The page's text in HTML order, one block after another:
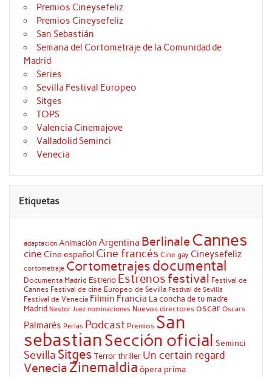
Premios Cineysefeliz
Premios Cineysefeliz
San Sebastián
Semana del Cortometraje de la Comunidad de
Madrid
Series
Sevilla Festival Europeo
Sitges
TOPS
Valencia Cinemajove
Valladolid Seminci
Venecia
Etiquetas
adaptación AnimaciónArgentina Berlinale Cannes
cine Cine español Cine francés Cine gay Cineysefeliz
cortometraje Cortometrajes documental
Documenta Madrid Estreno Estrenos festival Festival de
Cannes Festival de cine Europeo de Sevilla Festival de Sevilla
Festival de Venecia Filmin Francia La concha de tu madre
Madrid Nestor Juez nominaciones Nuevos directores oscar Oscars
Palmarés Perlas Podcast Premios San
sebastianSección oficial Seminci
Sevilla Sitges Terrorthriller Un certain regard
Venecia Zinemaldia ópera prima